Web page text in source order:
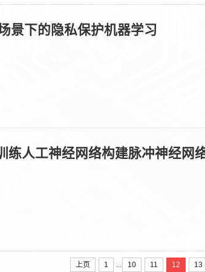
景下的隐私保护机器学习
练人工神经网络构建脉冲神经网
上页 1 10 11 12 13